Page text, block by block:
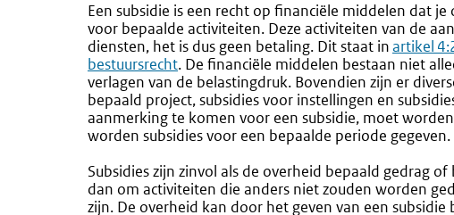
Een subsidie is een recht op financiële middelen dat
voor bepaalde activiteiten. Deze activiteiten van de
diensten, het is dus geen betaling. Dit staat inExterne
link:
artikel
bestuursrecht. De financiële middelen bestaan niet
verlagen van de belastingdruk. Bovendien zijn er
bepaald project, subsidies voor instellingen en
aanmerking te komen voor een subsidie, moet
worden subsidies voor een bepaalde periode gegeven.
Subsidies zijn zinvol als de overheid bepaald gedrag
dan om activiteiten die anders niet zouden worden
zijn. De overheid kan door het geven van een